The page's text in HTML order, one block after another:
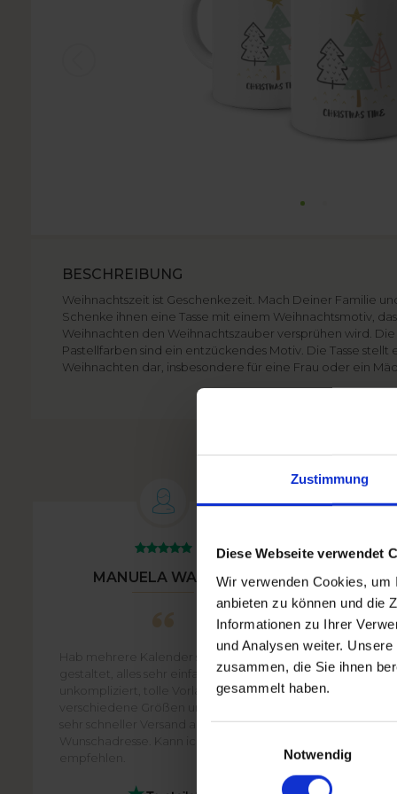
Zustimmung
Diese Webseite verwendet
Wir verwenden Cookies, um
anbieten zu können und die
Informationen zu Ihrer
und Analysen weiter.
zusammen, die Sie ihnen
gesammelt haben.
Notwendig
BESCHREIBUNG
Weihnachtszeit ist Geschenkezeit. Mach Deiner Familie
Schenke ihnen eine Tasse mit einem Weihnachtsmotiv,
Weihnachten den Weihnachtszauber versprühen wird.
Pastellfarben sind ein entzückendes Motiv. Die Tasse stellt
Weihnachten dar, insbesondere für eine Frau oder ein
MANUELA WALTER
Hab mehrere Kalender selbst
gestaltet, alles sehr einfach und
unkompliziert, tolle Vorlagen, viele
verschiedene Größen und Designs,
sehr schneller Versand auch an
Wunschadresse. Kann ich zu 100%
empfehlen.